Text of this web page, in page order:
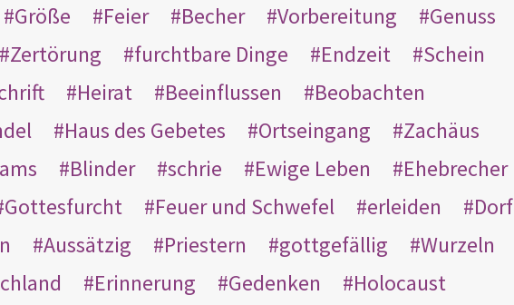
Größe Feier Becher Vorbereitung
Genuss
Zertörung furchtbare Dinge Endzeit
Schein
Heirat Beeinflussen
Beobachten
Haus des Gebetes Ortseingang
Zachäus
Blinder schrie Ewige Leben
Ehebrecher
Gottesfurcht Feuer und Schwefel erleiden
Dorf
Aussätzig Priestern gottgefällig
Wurzeln
Erinnerung Gedenken
Holocaust